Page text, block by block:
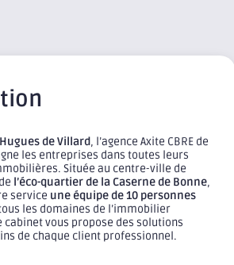
Hugues de Villard, l’agence Axite CBRE de
les entreprises dans toutes leurs
Située au centre-ville de
l’éco-quartier de la Caserne de Bonne,
service une équipe de 10 personnes
les domaines de l’immobilier
cabinet vous propose des solutions
de chaque client professionnel.